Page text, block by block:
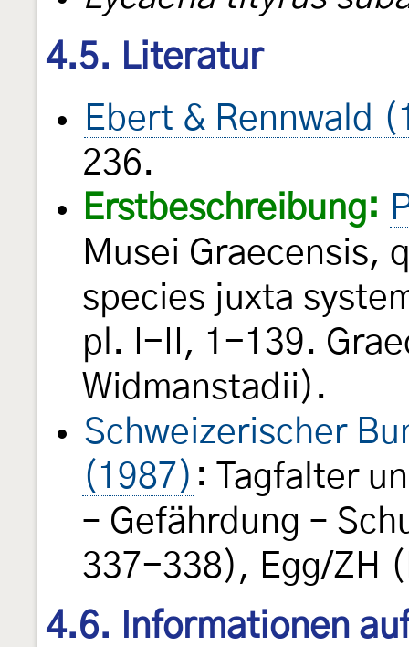
4.5. Literatur
Ebert & Rennwald
236.
Erstbeschreibung:
Musei Graecensis,
species juxta
pl. I-II, 1-139.
Widmanstadii).
Schweizerischer
(1987) : Tagfalter
– Gefährdung –
337-338), Egg/ZH
4.6. Informationen